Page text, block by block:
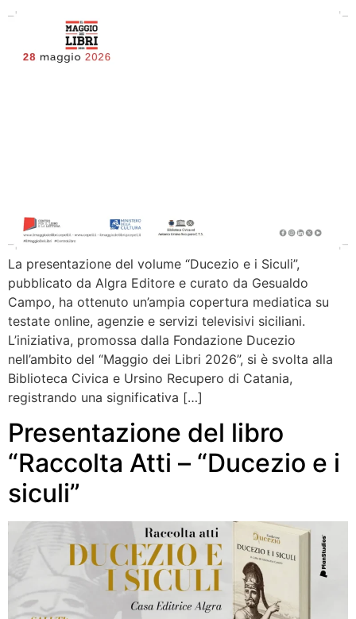
La presentazione del volume “Ducezio e i Siculi”,
pubblicato da Algra Editore e curato da Gesualdo
Campo, ha ottenuto un’ampia copertura mediatica su
testate online, agenzie e servizi televisivi siciliani.
L’iniziativa, promossa dalla Fondazione Ducezio
nell’ambito del “Maggio dei Libri 2026”, si è svolta alla
Biblioteca Civica e Ursino Recupero di Catania,
registrando una significativa […]
Presentazione del libro
“Raccolta Atti – “Ducezio e i
siculi”